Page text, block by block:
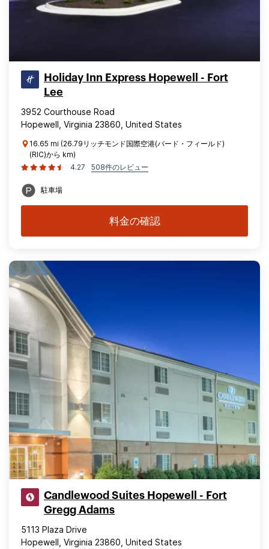
Holiday Inn Express Hopewell - Fort
Lee
3952 Courthouse Road
Hopewell, Virginia 23860, United States
16.65 mi (26.79リッチモンド国際空港(バード・フィールド)
(RIC)から km)
4.27
508件のレビュー
駐車場
料金の確認
Candlewood Suites Hopewell - Fort
Gregg Adams
5113 Plaza Drive
Hopewell, Virginia 23860, United States